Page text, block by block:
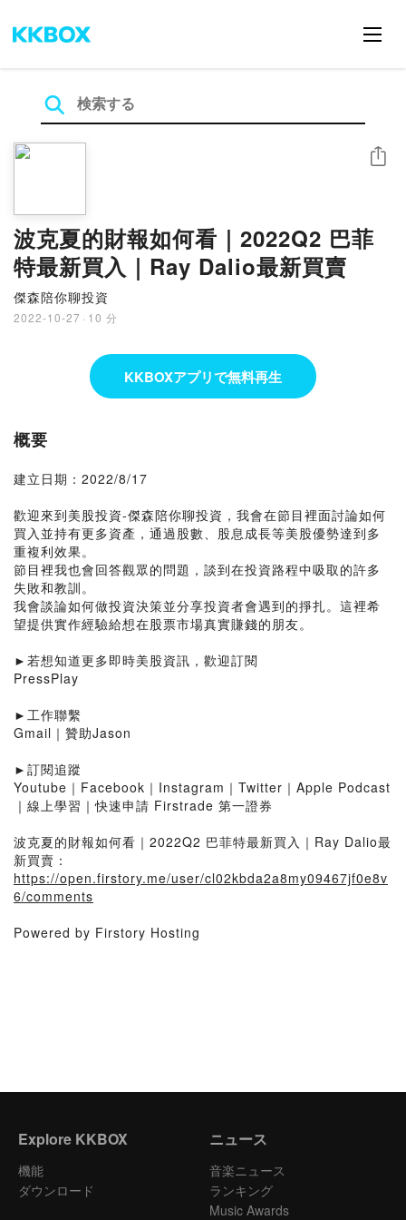
波克夏的財報如何看｜2022Q2 巴菲
特最新買入｜Ray Dalio最新買賣
傑森陪你聊投資
2022-10-27 · 10 分
シェア
KKBOXアプリで無料再生
概要
建立日期：2022/8/17
歡迎來到美股投資-傑森陪你聊投資，我會在節目裡面討論如何
買入並持有更多資產，通過股數、股息成長等美股優勢達到多
重複利效果。
節目裡我也會回答觀眾的問題，談到在投資路程中吸取的許多
失敗和教訓。
我會談論如何做投資決策並分享投資者會遇到的掙扎。這裡希
望提供實作經驗給想在股票市場真實賺錢的朋友。
►若想知道更多即時美股資訊，歡迎訂閱
PressPlay
►工作聯繫
Gmail｜贊助Jason
►訂閱追蹤
Youtube｜Facebook｜Instagram｜Twitter｜Apple Podcast
｜線上學習｜快速申請 Firstrade 第一證券
波克夏的財報如何看｜2022Q2 巴菲特最新買入｜Ray Dalio最
新買賣：
https://open.firstory.me/user/cl02kbda2a8my09467jf0e8v
6/comments
Powered by Firstory Hosting
Explore KKBOX
機能
ダウンロード
ニュース
音楽ニュース
ランキング
Music Awards